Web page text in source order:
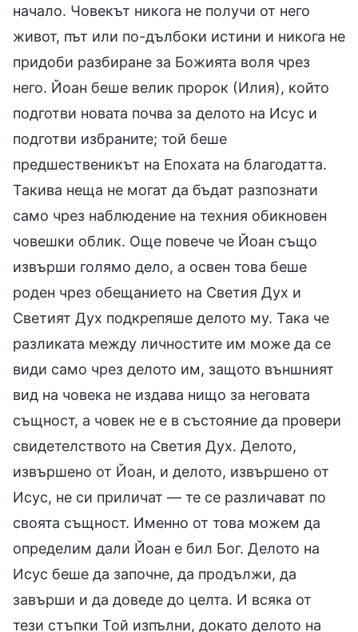
начало. Човекът никога не получи от него
живот, път или по-дълбоки истини и никога не
придоби разбиране за Божията воля чрез
него. Йоан беше велик пророк (Илия), който
подготви новата почва за делото на Исус и
подготви избраните; той беше
предшественикът на Епохата на благодатта.
Такива неща не могат да бъдат разпознати
само чрез наблюдение на техния обикновен
човешки облик. Още повече че Йоан също
извърши голямо дело, а освен това беше
роден чрез обещанието на Светия Дух и
Светият Дух подкрепяше делото му. Така че
разликата между личностите им може да се
види само чрез делото им, защото външният
вид на човека не издава нищо за неговата
същност, а човек не е в състояние да провери
свидетелството на Светия Дух. Делото,
извършено от Йоан, и делото, извършено от
Исус, не си приличат — те се различават по
своята същност. Именно от това можем да
определим дали Йоан е бил Бог. Делото на
Исус беше да започне, да продължи, да
завърши и да доведе до целта. И всяка от
тези стъпки Той изпълни, докато делото на